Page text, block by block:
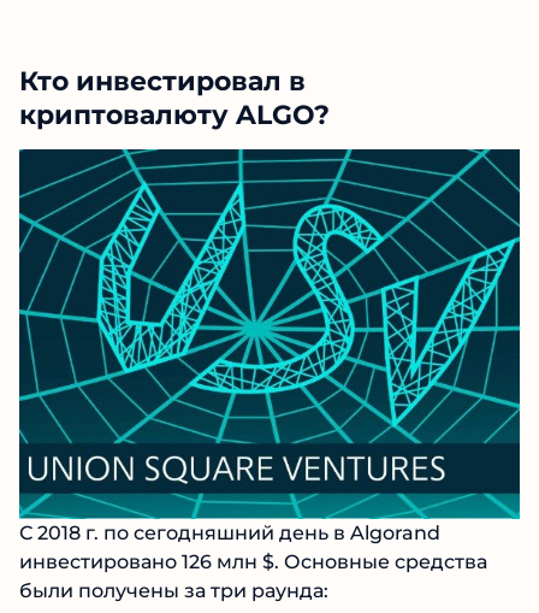
Кто инвестировал в
криптовалюту ALGO?
С 2018 г. по сегодняшний день в Algorand
инвестировано 126 млн $. Основные средства
были получены за три раунда: